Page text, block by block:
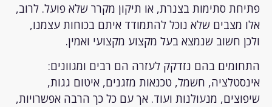
סתימות בצנרת, או תיקון מקרר שלא פועל. לרוב,
שלא נוכל להתמודד איתם בכוחות עצמנו,
חשוב שנמצא בעל מקצוע מקצועי ואמין.
בהם נזדקק לעזרה הם רבים ומגוונים:
חשמל, טכנאות מזגנים, איטום גגות,
מנעולנות ועוד. אך עם כל כך הרבה אפשרויות,